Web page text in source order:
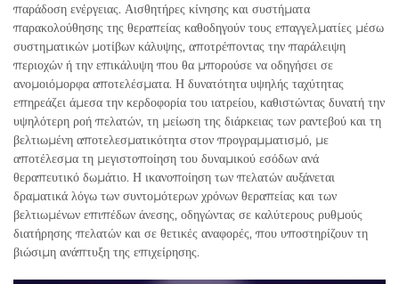
παράδοση ενέργειας. Αισθητήρες κίνησης και συστήματα
παρακολούθησης της θεραπείας καθοδηγούν τους επαγγελματίες μέσω
συστηματικών μοτίβων κάλυψης, αποτρέποντας την παράλειψη
περιοχών ή την επικάλυψη που θα μπορούσε να οδηγήσει σε
ανομοιόμορφα αποτελέσματα. Η δυνατότητα υψηλής ταχύτητας
επηρεάζει άμεσα την κερδοφορία του ιατρείου, καθιστώντας δυνατή την
υψηλότερη ροή πελατών, τη μείωση της διάρκειας των ραντεβού και τη
βελτιωμένη αποτελεσματικότητα στον προγραμματισμό, με
αποτέλεσμα τη μεγιστοποίηση του δυναμικού εσόδων ανά
θεραπευτικό δωμάτιο. Η ικανοποίηση των πελατών αυξάνεται
δραματικά λόγω των συντομότερων χρόνων θεραπείας και των
βελτιωμένων επιπέδων άνεσης, οδηγώντας σε καλύτερους ρυθμούς
διατήρησης πελατών και σε θετικές αναφορές, που υποστηρίζουν τη
βιώσιμη ανάπτυξη της επιχείρησης.